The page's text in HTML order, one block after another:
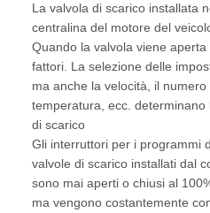
La valvola di scarico installata
centralina del motore del
Quando la valvola viene
fattori. La selezione delle
ma anche la velocità, il
temperatura, ecc.
di scarico
Gli interruttori per i programmi
valvole di scarico installati dal
sono mai aperti o chiusi al
ma vengono costantemente